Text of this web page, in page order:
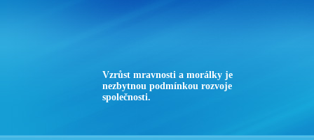
Vzrůst mravnosti a morálky je
nezbytnou podmínkou rozvoje
společnosti.